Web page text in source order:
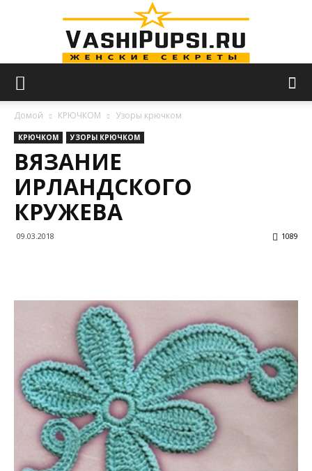
Домой КРЮЧКОМ Узоры крючком
КРЮЧКОМ УЗОРЫ КРЮЧКОМ
ВЯЗАНИЕ
ИРЛАНДСКОГО
КРУЖЕВА
09.03.2018 1089